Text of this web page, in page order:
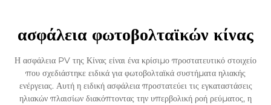
ασφάλεια φωτοβολταϊκών κίνας
Η ασφάλεια PV της Κίνας είναι ένα κρίσιμο προστατευτικό στοιχείο
που σχεδιάστηκε ειδικά για φωτοβολταϊκά συστήματα ηλιακής
ενέργειας. Αυτή η ειδική ασφάλεια προστατεύει τις εγκαταστάσεις
ηλιακών πλαισίων διακόπτοντας την υπερβολική ροή ρεύματος, η